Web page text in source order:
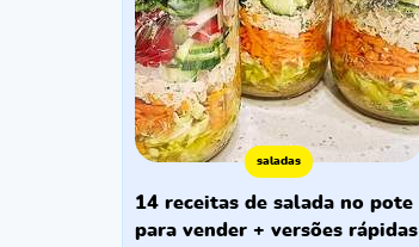
saladas
14 receitas de salada no pote
para vender + versões rápidas